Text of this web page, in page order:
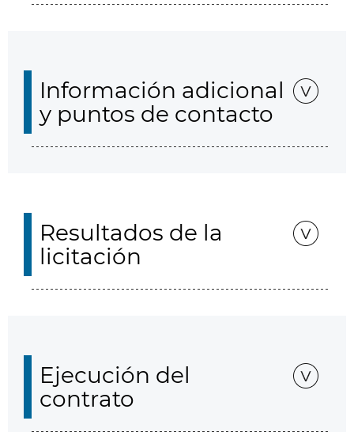
Información adicional
y puntos de contacto
Resultados de la
licitación
Ejecución del
contrato